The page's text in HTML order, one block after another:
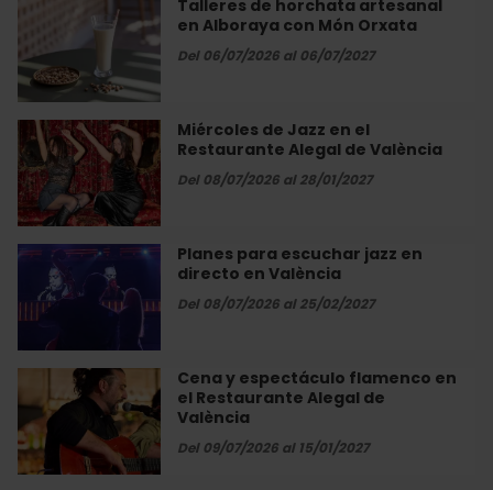
Renegado
de
València
Talleres de horchata artesanal
en Alboraya con Món Orxata
Del 06/07/2026 al 06/07/2027
Talleres
horchata
artesanal
en
Alboraya
con
Món
Orxata
Miércoles de Jazz en el
Restaurante Alegal de València
Del 08/07/2026 al 28/01/2027
Miércoles
de
Jazz
en
el
Restaurante
Alegal
València
Planes para escuchar jazz en
directo en València
Del 08/07/2026 al 25/02/2027
Planes
para
escuchar
jazz
en
directo
en
València
Cena y espectáculo flamenco en
el Restaurante Alegal de
València
Del 09/07/2026 al 15/01/2027
y
espectáculo
flamenco
en